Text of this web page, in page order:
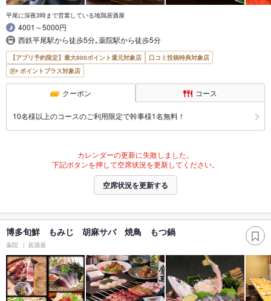
平尾に深夜3時まで営業している地鶏居酒屋
4001～5000円
西鉄平尾駅から徒歩5分｡薬院駅から徒歩5分
【アプリ予約限定】最大800ポイント還元対象店
口コミ投稿特典対象店
ポイントプラス対象店
クーポン コース
10名様以上のコースのご利用限定で幹事様1名無料！
カレンダーの更新に失敗しました。
下記ボタンを押して空席状況を更新してください。
空席状況を更新する
博多旬鮮 もみじ 胡麻サバ 焼鳥 もつ鍋
薬院 居酒屋